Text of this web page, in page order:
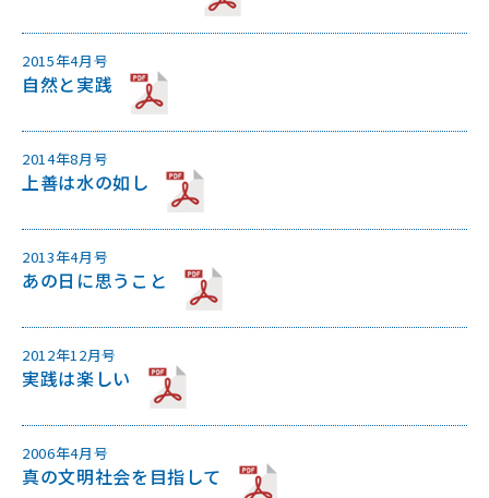
2015年4月号
自然と実践
2014年8月号
上善は水の如し
2013年4月号
あの日に思うこと
2012年12月号
実践は楽しい
2006年4月号
真の文明社会を目指して